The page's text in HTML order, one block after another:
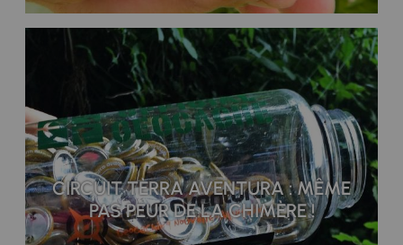
CIRCUIT TÈRRA AVENTURA : MÊME
PAS PEUR DE LA CHIMÈRE !